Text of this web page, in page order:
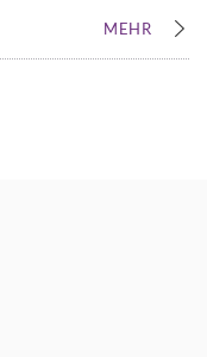
MEHR